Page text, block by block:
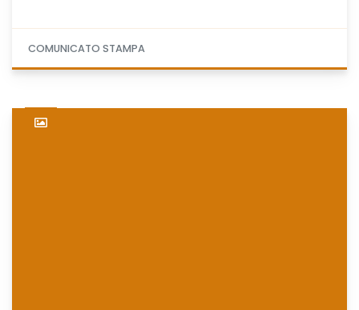
COMUNICATO STAMPA